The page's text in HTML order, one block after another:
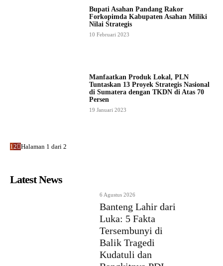
Bupati Asahan Pandang Rakor
Forkopimda Kabupaten Asahan Miliki
Nilai Strategis
10 Februari 2023
Manfaatkan Produk Lokal, PLN
Tuntaskan 13 Proyek Strategis Nasional
di Sumatera dengan TKDN di Atas 70
Persen
19 Januari 2023
1 2 Halaman 1 dari 2
Latest News
6 Agustus 2026
Banteng Lahir dari
Luka: 5 Fakta
Tersembunyi di
Balik Tragedi
Kudatuli dan